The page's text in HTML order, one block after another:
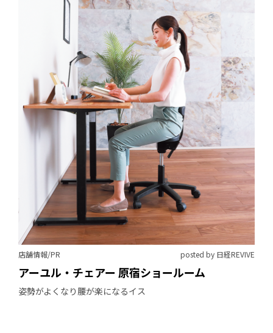
店舗情報/PR posted by 日経REVIVE
アーユル・チェアー 原宿ショールーム
姿勢がよくなり腰が楽になるイス